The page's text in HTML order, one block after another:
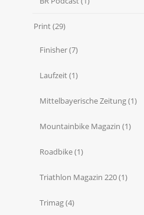
Print(29)
Finisher(7)
Laufzeit(1)
Mittelbayerische Zeitung(1)
Mountainbike Magazin (1)
Roadbike(1)
Triathlon Magazin 220(1)
Trimag(4)